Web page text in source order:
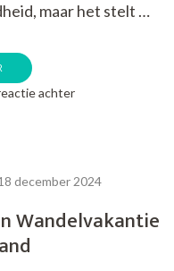
maar het stelt …
achterop
op
Wielen
december 2024
Wandelvakantie